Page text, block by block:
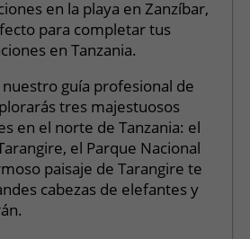
en la playa en Zanzíbar,
para completar tus
en Tanzania.
guía profesional de
tres majestuosos
en el norte de Tanzania: el
el Parque Nacional
paisaje de Tarangire te
cabezas de elefantes y